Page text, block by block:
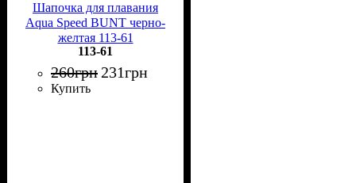
Шапочка для плавания
Aqua Speed BUNT черно-
желтая 113-61
113-61
260грн 231грн
Купить